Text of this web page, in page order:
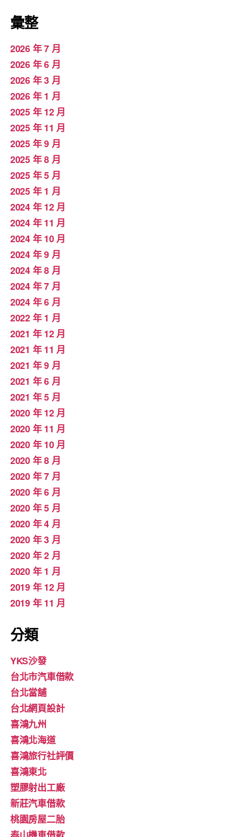
彙整
2026 年 7 月
2026 年 6 月
2026 年 3 月
2026 年 1 月
2025 年 12 月
2025 年 11 月
2025 年 9 月
2025 年 8 月
2025 年 5 月
2025 年 1 月
2024 年 12 月
2024 年 11 月
2024 年 10 月
2024 年 9 月
2024 年 8 月
2024 年 7 月
2024 年 6 月
2022 年 1 月
2021 年 12 月
2021 年 11 月
2021 年 9 月
2021 年 6 月
2021 年 5 月
2020 年 12 月
2020 年 11 月
2020 年 10 月
2020 年 8 月
2020 年 7 月
2020 年 6 月
2020 年 5 月
2020 年 4 月
2020 年 3 月
2020 年 2 月
2020 年 1 月
2019 年 12 月
2019 年 11 月
分類
YKS沙發
台北市汽車借款
台北當舖
台北網頁設計
喜鴻九州
喜鴻北海道
喜鴻旅行社評價
喜鴻東北
塑膠射出工廠
新莊汽車借款
桃園房屋二胎